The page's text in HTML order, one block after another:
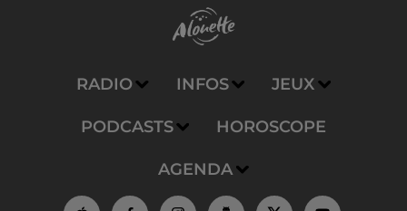
RADIO INFOS JEUX
PODCASTS HOROSCOPE
AGENDA